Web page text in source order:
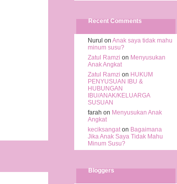
Recent Comments
Nurul on Anak saya tidak mahu
minum susu?
Zatul Ramzi on Menyusukan
Anak Angkat
Zatul Ramzi on HUKUM
PENYUSUAN IBU &
HUBUNGAN
IBU/ANAK/KELUARGA
SUSUAN
farah on Menyusukan Anak
Angkat
keciksangaton Bagaimana
Jika Anak Saya Tidak Mahu
Minum Susu?
Bloggers